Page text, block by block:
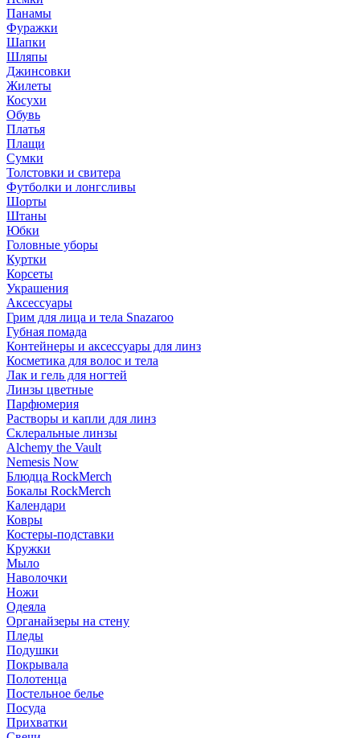
Панамы
Фуражки
Шапки
Шляпы
Джинсовки
Жилеты
Косухи
Обувь
Платья
Плащи
Сумки
Толстовки и свитера
Футболки и лонгсливы
Шорты
Штаны
Юбки
Головные уборы
Куртки
Корсеты
Украшения
Аксессуары
Грим для лица и тела Snazaroo
Губная помада
Контейнеры и аксессуары для линз
Косметика для волос и тела
Лак и гель для ногтей
Линзы цветные
Парфюмерия
Растворы и капли для линз
Склеральные линзы
Alchemy the Vault
Nemesis Now
Блюдца RockMerch
Бокалы RockMerch
Календари
Ковры
Костеры-подставки
Кружки
Мыло
Наволочки
Ножи
Одеяла
Органайзеры на стену
Пледы
Подушки
Покрывала
Полотенца
Постельное белье
Посуда
Прихватки